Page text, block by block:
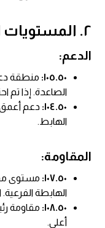
٢. المستويات الفنية المهمة:
الدعم:
١٠٥.٥٠: منطقة
الصاعدة. إذا تم
١٠٤.٥٠: دعم
الهابط.
المقاومة:
١٠٧.٥٠: مستوى
الهابطة
١٠٨.٥٠: مقاومة
أعلى.